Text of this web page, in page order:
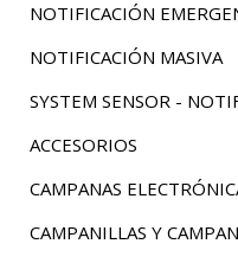
NOTIFICACIÓN
NOTIFICACIÓN MASIVA
SYSTEM SENSOR -
ACCESORIOS
CAMPANAS
CAMPANILLAS Y